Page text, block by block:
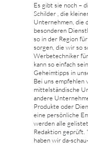
Es gibt sie noch –
Schilder , die
Unternehmen, die
besonderen
so in der Region
sorgen, die wir so
Werbetechniker
kann so einfach
Geheimtipps in
Bei uns empfehlen
mittelständische
andere
Produkte oder
eine persönliche
werden alle
Redaktion geprüft.
haben wir da-